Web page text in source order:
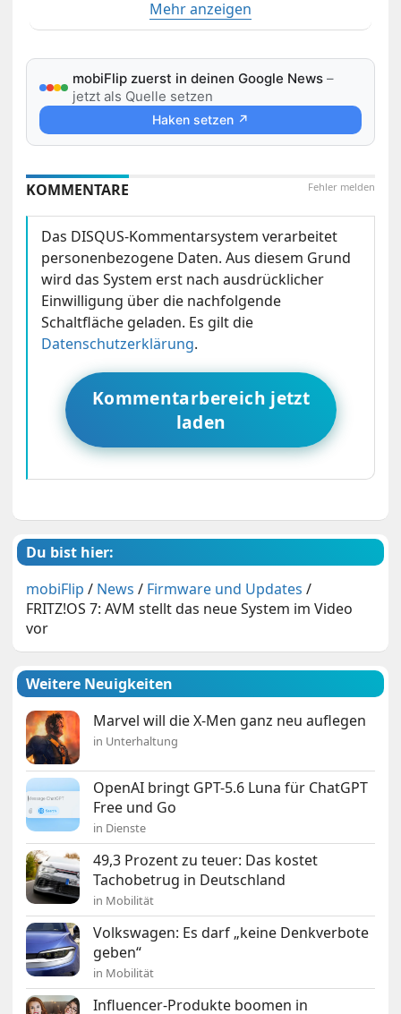
Mehr anzeigen
mobiFlip zuerst in deinen Google News –
jetzt als Quelle setzen
Haken setzen ↗
Fehler melden
KOMMENTARE
Das DISQUS-Kommentarsystem verarbeitet
personenbezogene Daten. Aus diesem Grund
wird das System erst nach ausdrücklicher
Einwilligung über die nachfolgende
Schaltfläche geladen. Es gilt die
Datenschutzerklärung.
Kommentarbereich jetzt
laden
Du bist hier:
mobiFlip / News / Firmware und Updates /
FRITZ!OS 7: AVM stellt das neue System im Video
vor
Weitere Neuigkeiten
Marvel will die X-Men ganz neu auflegen
in Unterhaltung
OpenAI bringt GPT-5.6 Luna für ChatGPT
Free und Go
in Dienste
49,3 Prozent zu teuer: Das kostet
Tachobetrug in Deutschland
in Mobilität
Volkswagen: Es darf „keine Denkverbote
geben“
in Mobilität
Influencer-Produkte boomen in